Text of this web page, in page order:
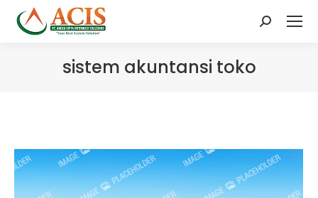
Search:
sistem akuntansi toko